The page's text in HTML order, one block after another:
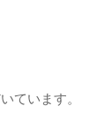
ています。